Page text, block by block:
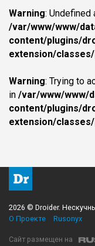
Warning:
/var/www/www/
content/plugins/
extension/
Warning: Trying to
in /var/www/www/
content/plugins/
extension/
2026 © Droider.
О Проекте
Rusonyx
Сайт размещен на